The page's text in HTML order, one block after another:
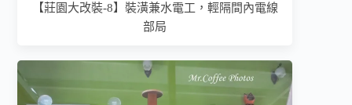
【莊園大改裝-8】裝潢兼水電工，輕隔間內電線
部局